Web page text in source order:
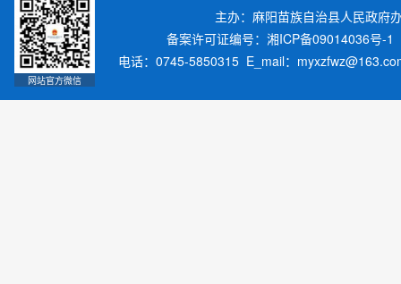
网站官方微信
主办：麻阳苗族自治县人民政
备案许可证编号：湘ICP备09014036号-1
电话：0745-5850315 E_mail：